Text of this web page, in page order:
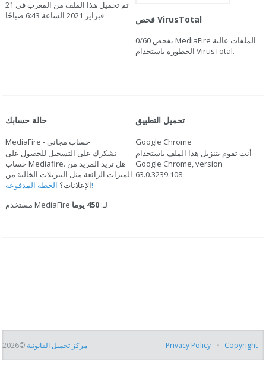
تم تحميل هذا الملف من المغرب في 21
فبراير 2021 الساعة 6:43 صباحًا
فحص VirusTotal
0/60
الخطورة باستخدام VirusTotal.
حالة حسابك
MediaFire - حساب مجاني
نشكرك على التسجيل للحصول على
حساب Mediafire. هل تريد المزيد من
الميزات الرائعة مثل التنزيلات الخالية من
الإعلانات؟الخطة المدفوعة!
مستخدم MediaFire لـ:450 يوما
تحميل التطبيق
Google Chrome
أنت تقوم بتنزيل هذا الملف باستخدام
Google Chrome, version
63.0.3239.108.
مركز تحميل القانونية ©2026 Privacy Policy Copyright